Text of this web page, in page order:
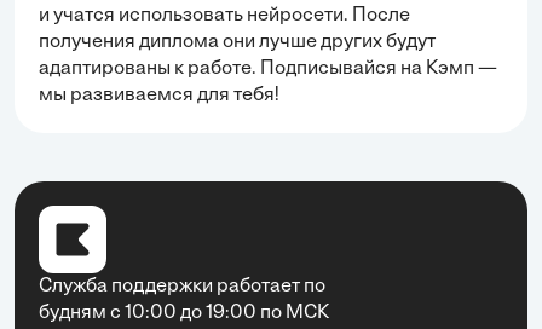
и учатся использовать нейросети. После
получения диплома они лучше других будут
адаптированы к работе. Подписывайся на Кэмп —
мы развиваемся для тебя!
Служба поддержки работает по
будням с 10:00 до 19:00 по МСК